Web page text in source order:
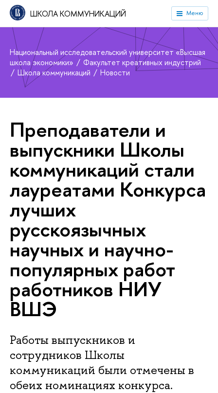
ШКОЛА КОММУНИКАЦИЙ Меню
Национальный исследовательский университет «Высшая
школа экономики»
Факультет креативных индустрий
Школа коммуникаций
Новости
Преподаватели и
выпускники Школы
коммуникаций стали
лауреатами Конкурса
лучших
русскоязычных
научных и научно-
популярных работ
работников НИУ
ВШЭ
Работы выпускников и
сотрудников Школы
коммуникаций были отмечены в
обеих номинациях конкурса.